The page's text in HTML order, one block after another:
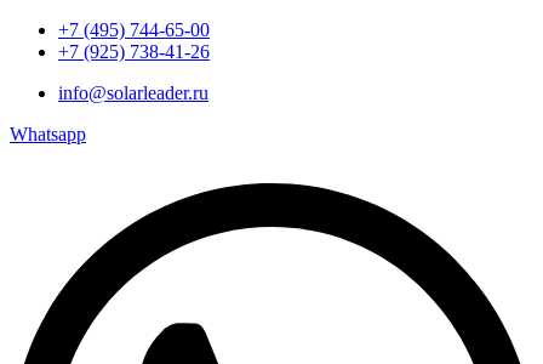
+7 (495) 744-65-00
+7 (925) 738-41-26
info@solarleader.ru
Whatsapp